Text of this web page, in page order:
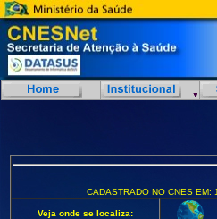
CADASTRADO NO CNES EM:
Veja onde se localiza: